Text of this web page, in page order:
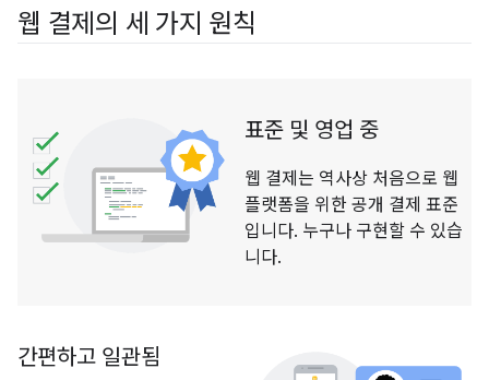
웹 결제의 세 가지 원칙
표준 및 영업 중
웹 결제는 역사상 처음으로 웹
플랫폼을 위한 공개 결제 표준
입니다. 누구나 구현할 수 있습
니다.
간편하고 일관됨